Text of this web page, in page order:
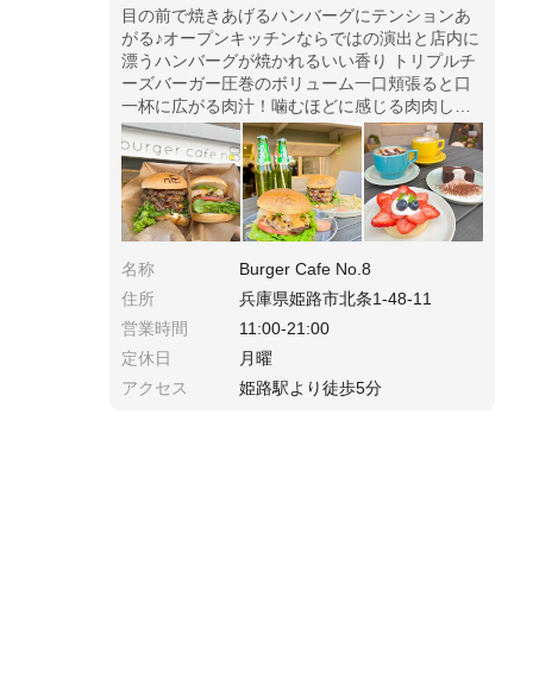
目の前で焼きあげるハンバーグにテンションあ
がる♪オープンキッチンならではの演出と店内に
漂うハンバーグが焼かれるいい香り トリプルチ
ーズバーガー圧巻のボリューム一口頬張ると口
一杯に広がる肉汁！噛むほどに感じる肉肉しさ
がたまらない！！アボカドシュリンプバーガー
ハンバーグにぷりぷりの海老とアボカドのフレ
ッフレッシュな味わい
名称
Burger Cafe No.8
住所
兵庫県姫路市北条1-48-11
営業時間
11:00-21:00
定休日
月曜
アクセス
姫路駅より徒歩5分